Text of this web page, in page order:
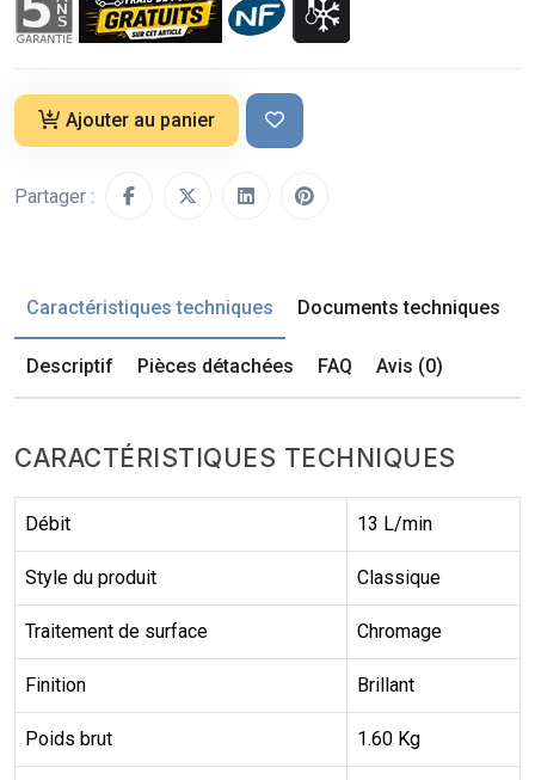
Ajouter au panier
Partager :
Caractéristiques techniques Documents techniques
Descriptif Pièces détachées FAQ Avis (0)
CARACTÉRISTIQUES TECHNIQUES
Débit 13 L/min
Style du produit Classique
Traitement de surface Chromage
Finition Brillant
Poids brut 1.60 Kg